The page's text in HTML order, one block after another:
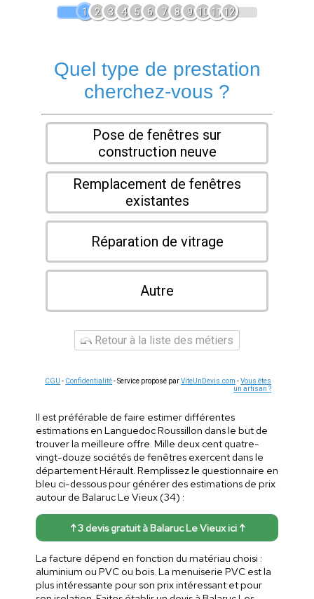
1 2 3 4 5 6 7 8 9 1011 12
Quel type de prestation
cherchez-vous ?
Pose de fenêtres sur
construction neuve
Remplacement de fenêtres
existantes
Réparation de vitrage
Autre
Retour à la liste des métiers
CGU - Confidentialité- Service proposé parViteUnDevis.com -Vous êtes
un artisan ?
Il est préférable de faire estimer différentes
estimations en Languedoc Roussillon dans le but de
trouver la meilleure offre. Mille deux cent quatre-
vingt-douze sociétés de fenêtres exercent dans le
département Hérault. Remplissez le questionnaire en
bleu ci-dessous pour générer des estimations de prix
autour de Balaruc Le Vieux (34) :
↑ 3 devis gratuit à Balaruc Le Vieux ici ↑
La facture dépend en fonction du matériau choisi :
aluminium ou PVC ou bois. La menuiserie PVC est la
plus intéressante pour son prix intéressant et pour